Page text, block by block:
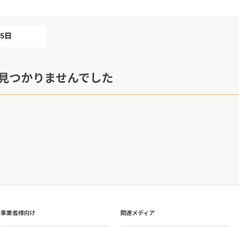
日
つかりませんでした
事業者様向け 関連メディア